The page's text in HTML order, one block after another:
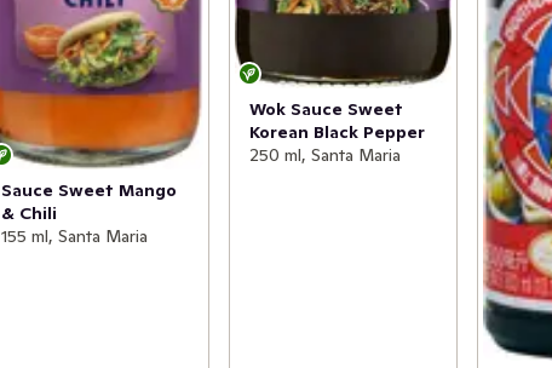
Sauce Sweet Mango
& Chili
155 ml, Santa Maria
Wok Sauce Sweet
Korean Black Pepper
250 ml, Santa Maria